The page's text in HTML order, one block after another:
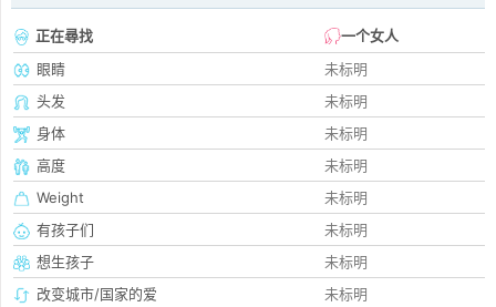
正在尋找
一个女人
眼睛
未标明
头发
未标明
身体
未标明
高度
未标明
Weight
未标明
有孩子们
未标明
想生孩子
未标明
改变城市/国家的爱
未标明